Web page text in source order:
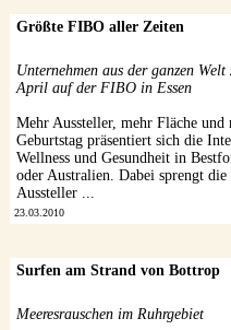
Größte FIBO aller Zeiten
Unternehmen aus der ganzen
April auf der FIBO in Essen
Mehr Aussteller, mehr Fläche und
Geburtstag präsentiert sich die
Wellness und Gesundheit in
oder Australien. Dabei sprengt
Aussteller ...
23.03.2010
Surfen am Strand von Bottrop
Meeresrauschen im Ruhrgebiet